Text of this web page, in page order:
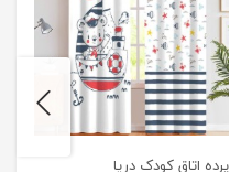
پرده اتاق کودک دریا